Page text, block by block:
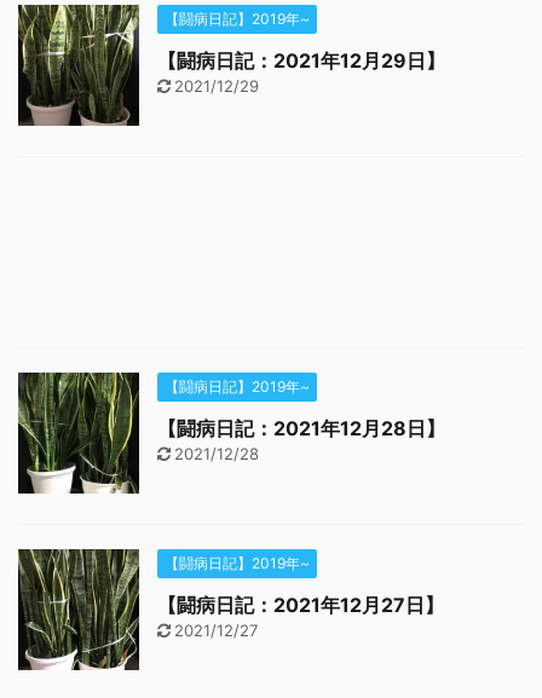
【闘病日記】2019年~
【闘病日記：2021年12月29日】
2021/12/29
【闘病日記】2019年~
【闘病日記：2021年12月28日】
2021/12/28
【闘病日記】2019年~
【闘病日記：2021年12月27日】
2021/12/27